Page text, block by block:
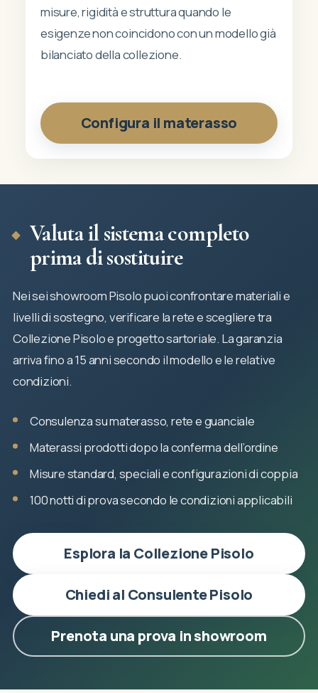
misure, rigidità e struttura quando le
esigenze non coincidono con un modello già
bilanciato della collezione.
Configura il materasso
Valuta il sistema completo
prima di sostituire
Nei sei showroom Pisolo puoi confrontare materiali e
livelli di sostegno, verificare la rete e scegliere tra
Collezione Pisolo e progetto sartoriale. La garanzia
arriva fino a 15 anni secondo il modello e le relative
condizioni.
Consulenza su materasso, rete e guanciale
Materassi prodotti dopo la conferma dell’ordine
Misure standard, speciali e configurazioni di coppia
100 notti di prova secondo le condizioni applicabili
Esplora la Collezione Pisolo
Chiedi al Consulente Pisolo
Prenota una prova in showroom